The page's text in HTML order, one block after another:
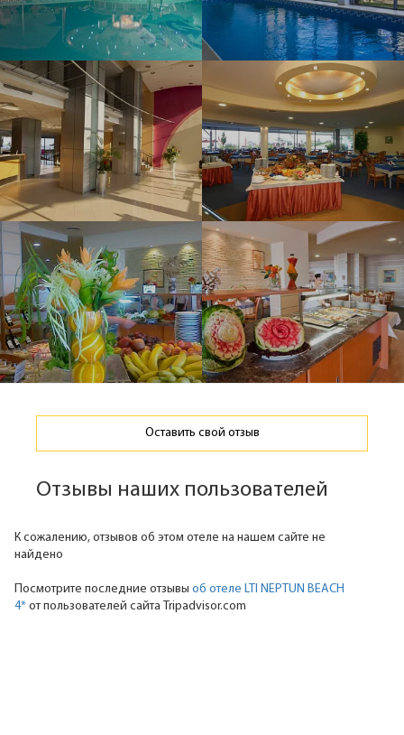
Оставить свой отзыв
Отзывы наших пользователей
К сожалению, отзывов об этом отеле на нашем сайте не
найдено
Посмотрите последние отзывы об отеле LTI NEPTUN BEACH
4* от пользователей сайта Tripadvisor.com